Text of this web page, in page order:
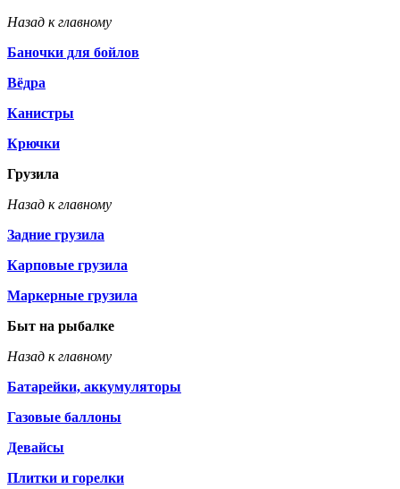
Назад к главному
Баночки для бойлов
Вёдра
Канистры
Крючки
Грузила
Назад к главному
Задние грузила
Карповые грузила
Маркерные грузила
Быт на рыбалке
Назад к главному
Батарейки, аккумуляторы
Газовые баллоны
Девайсы
Плитки и горелки